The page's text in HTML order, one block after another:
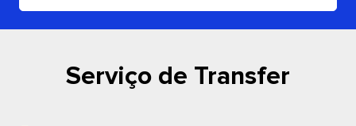
Serviço de Transfer